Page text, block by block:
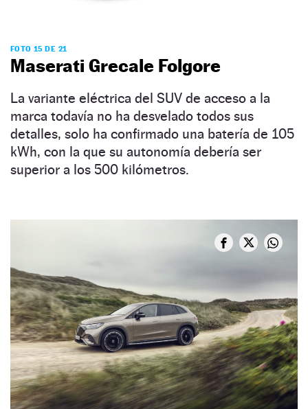
FOTO 15 DE 21
Maserati Grecale Folgore
La variante eléctrica del SUV de acceso a la
marca todavía no ha desvelado todos sus
detalles, solo ha confirmado una batería de 105
kWh, con la que su autonomía debería ser
superior a los 500 kilómetros.